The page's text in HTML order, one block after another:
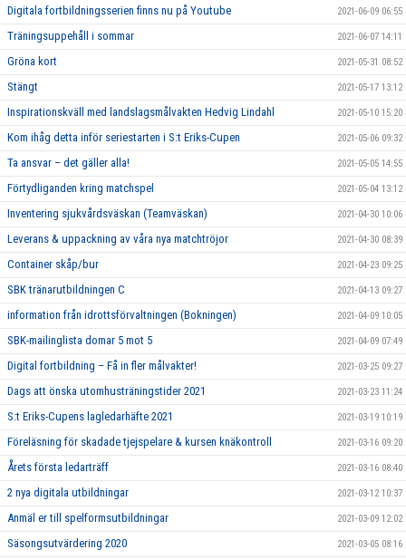
Digitala fortbildningsserien finns nu på Youtube 2021-06-09 06:55
Träningsuppehåll i sommar 2021-06-07 14:11
Gröna kort 2021-05-31 08:52
Stängt 2021-05-17 13:12
Inspirationskväll med landslagsmålvakten Hedvig Lindahl 2021-05-10 15:20
Kom ihåg detta inför seriestarten i S:t Eriks-Cupen 2021-05-06 09:32
Ta ansvar – det gäller alla! 2021-05-05 14:55
Förtydliganden kring matchspel 2021-05-04 13:12
Inventering sjukvårdsväskan (Teamväskan) 2021-04-30 10:06
Leverans & uppackning av våra nya matchtröjor 2021-04-30 08:39
Container skåp/bur 2021-04-23 09:25
SBK tränarutbildningen C 2021-04-13 09:27
information från idrottsförvaltningen (Bokningen) 2021-04-09 10:05
SBK-mailinglista domar 5 mot 5 2021-04-09 07:49
Digital fortbildning – Få in fler målvakter! 2021-03-25 09:27
Dags att önska utomhusträningstider 2021 2021-03-23 11:24
S:t Eriks-Cupens lagledarhäfte 2021 2021-03-19 10:19
Föreläsning för skadade tjejspelare & kursen knäkontroll 2021-03-16 09:20
Årets första ledarträff 2021-03-16 08:40
2 nya digitala utbildningar 2021-03-12 10:37
Anmäl er till spelformsutbildningar 2021-03-09 12:02
Säsongsutvärdering 2020 2021-03-05 08:16